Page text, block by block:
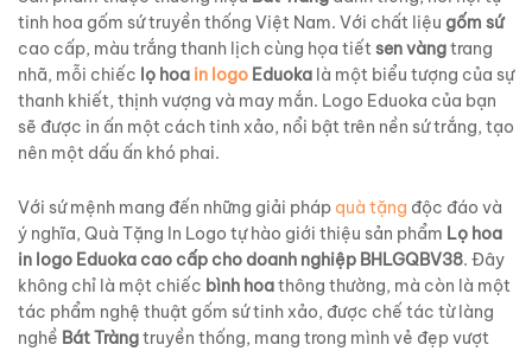
tinh hoa gốm sứ truyền thống Việt Nam. Với chất liệu gốm sứ
cao cấp, màu trắng thanh lịch cùng họa tiếtsen vàngtrang
nhã, mỗi chiếc lọ hoa in logo Eduoka là một biểu tượng của sự
thanh khiết, thịnh vượng và may mắn. Logo Eduoka của bạn
sẽ được in ấn một cách tinh xảo, nổi bật trên nền sứ trắng, tạo
nên một dấu ấn khó phai.
Với sứ mệnh mang đến những giải pháp quà tặng độc đáo và
ý nghĩa, Quà Tặng In Logo tự hào giới thiệu sản phẩm Lọ hoa
in logo Eduoka cao cấp cho doanh nghiệp BHLGQBV38. Đây
không chỉ là một chiếc bình hoathông thường, mà còn là một
tác phẩm nghệ thuật gốm sứ tinh xảo, được chế tác từ làng
nghề Bát Tràngtruyền thống, mang trong mình vẻ đẹp vượt